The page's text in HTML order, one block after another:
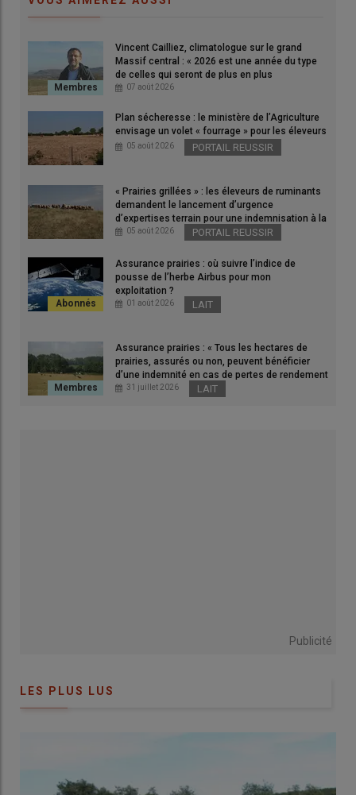
© C. Delisle
Alors que laproductivité
d’énormes progrès, la charge de travail n’a cessé de croître ces
dernières décennies. Pourtant, les nouvelles générations
d’éleveurs et les non-issus du milieu agricole sont
professionnelle et vie privée. Letravailest ainsi un facteur
essentiel de lacompétitivitéet de l’attractivitédu métier.
organisation est un levier pour atteindre cet équilibre et
améliorer la qualité de vie des éleveurs.
Lire aussi:Préparer l’arrivée d’un nouveau salarié
Optimiser son temps de travail, investir pour produire
autrement, se diversifier, s’agrandir… entraînent des
l’agriculteur entretient avec celui-ci. Pour certains ce n’est pas un
animaux. C’est une question de ressenti. Il n’est très
On mesure l’efficacité économique ou technique. Il est plus
Vincent Cailliez, climatologue sur le grand
Massif central : « 2026 est une année du type
de celles qui seront de plus en plus
fréquentes »
07 août 2026
Plan sécheresse : le ministère de l’Agriculture
envisage un volet « fourrage » pour les éleveurs
05 août 2026 PORTAIL REUSSIR
« Prairies grillées » : les éleveurs de ruminants
demandent le lancement d’urgence
d’expertises terrain pour une indemnisation à la
hauteur des dégâts
05 août 2026 PORTAIL REUSSIR
Assurance prairies : où suivre l’indice de
pousse de l’herbe Airbus pour mon
exploitation ?
01 août 2026 LAIT
Assurance prairies : « Tous les hectares de
prairies, assurés ou non, peuvent bénéficier
d’une indemnité en cas de pertes de rendement
de plus de 30 % »
31 juillet 2026 LAIT
Publicité
LES PLUS LUS